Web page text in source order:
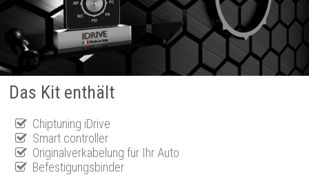
Das Kit enthält
Chiptuning iDrive
Smart controller
Originalverkabelung für Ihr Auto
Befestigungsbinder